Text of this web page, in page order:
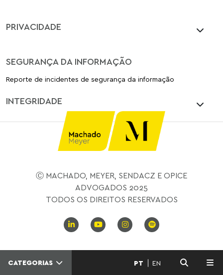
PRIVACIDADE
SEGURANÇA DA INFORMAÇÃO
Reporte de incidentes de segurança da informação
INTEGRIDADE
Ⓒ MACHADO, MEYER, SENDACZ E OPICE
ADVOGADOS 2025
TODOS OS DIREITOS RESERVADOS
CATEGORIAS PT EN
MENU